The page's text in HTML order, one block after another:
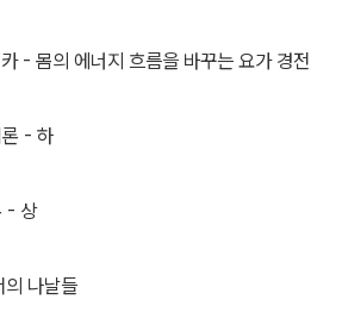
- 몸의 에너지 흐름을 바꾸는 요가 경전
- 하
- 상
의 나날들